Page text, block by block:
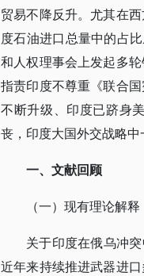
贸易不降反升。尤其在
度石油进口总量中的占
和人权理事会上发起多
指责印度不尊重《联合
不断升级、印度已跻身
丧，印度大国外交战略中
一、文献回顾
（一）现有理论解释
关于印度在俄乌冲
近年来持续推进武器进